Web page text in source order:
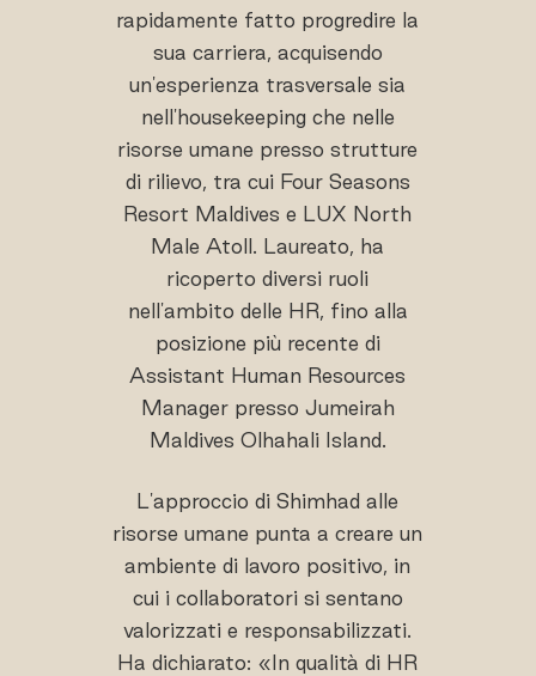
rapidamente fatto progredire la
sua carriera, acquisendo
un'esperienza trasversale sia
nell'housekeeping che nelle
risorse umane presso strutture
di rilievo, tra cui Four Seasons
Resort Maldives e LUX North
Male Atoll. Laureato, ha
ricoperto diversi ruoli
nell'ambito delle HR, fino alla
posizione più recente di
Assistant Human Resources
Manager presso Jumeirah
Maldives Olhahali Island.
L'approccio di Shimhad alle
risorse umane punta a creare un
ambiente di lavoro positivo, in
cui i collaboratori si sentano
valorizzati e responsabilizzati.
Ha dichiarato: «In qualità di HR